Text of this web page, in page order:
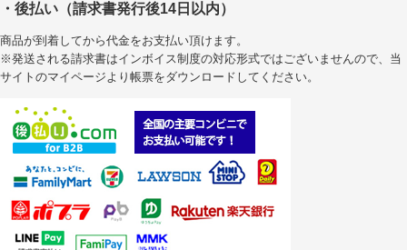
・後払い（請求書発行後14日以内）
商品が到着してから代金をお支払い頂けます。
※発送される請求書はインボイス制度の対応形式ではございませんので、当
サイトのマイページより帳票をダウンロードしてください。